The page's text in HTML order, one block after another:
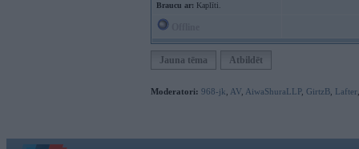
Braucu ar: Kaplīti.
Jauna tēma Atbildēt
Moderatori: 968-jk AV AiwaShuraLLP, GirtzB Lafter